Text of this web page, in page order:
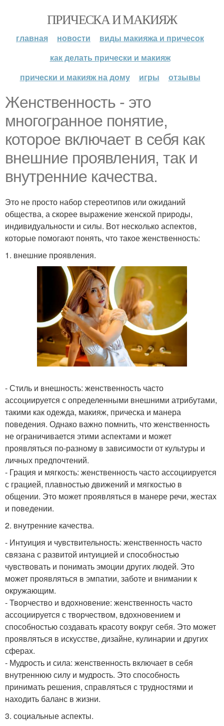
ПРИЧЕСКА И МАКИЯЖ
главная новости
виды макияжа и причесок
как делать прически и макияж
прически и макияж на дому
игры отзывы
Женственность - это
многогранное понятие,
которое включает в себя как
внешние проявления, так и
внутренние качества.
Это не просто набор стереотипов или ожиданий
общества, а скорее выражение женской природы,
индивидуальности и силы. Вот несколько аспектов,
которые помогают понять, что такое женственность:
1. внешние проявления.
- Стиль и внешность: женственность часто
ассоциируется с определенными внешними атрибутами,
такими как одежда, макияж, прическа и манера
поведения. Однако важно помнить, что женственность
не ограничивается этими аспектами и может
проявляться по-разному в зависимости от культуры и
личных предпочтений.
- Грация и мягкость: женственность часто ассоциируется
с грацией, плавностью движений и мягкостью в
общении. Это может проявляться в манере речи, жестах
и поведении.
2. внутренние качества.
- Интуиция и чувствительность: женственность часто
связана с развитой интуицией и способностью
чувствовать и понимать эмоции других людей. Это
может проявляться в эмпатии, заботе и внимании к
окружающим.
- Творчество и вдохновение: женственность часто
ассоциируется с творчеством, вдохновением и
способностью создавать красоту вокруг себя. Это может
проявляться в искусстве, дизайне, кулинарии и других
сферах.
- Мудрость и сила: женственность включает в себя
внутреннюю силу и мудрость. Это способность
принимать решения, справляться с трудностями и
находить баланс в жизни.
3. социальные аспекты.